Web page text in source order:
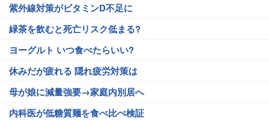
紫外線対策がビタミンD不足に
緑茶を飲むと死亡リスク低まる?
ヨーグルト いつ食べたらいい?
休みだが疲れる 隠れ疲労対策は
母が娘に減量強要→家庭内別居へ
内科医が低糖質麺を食べ比べ検証